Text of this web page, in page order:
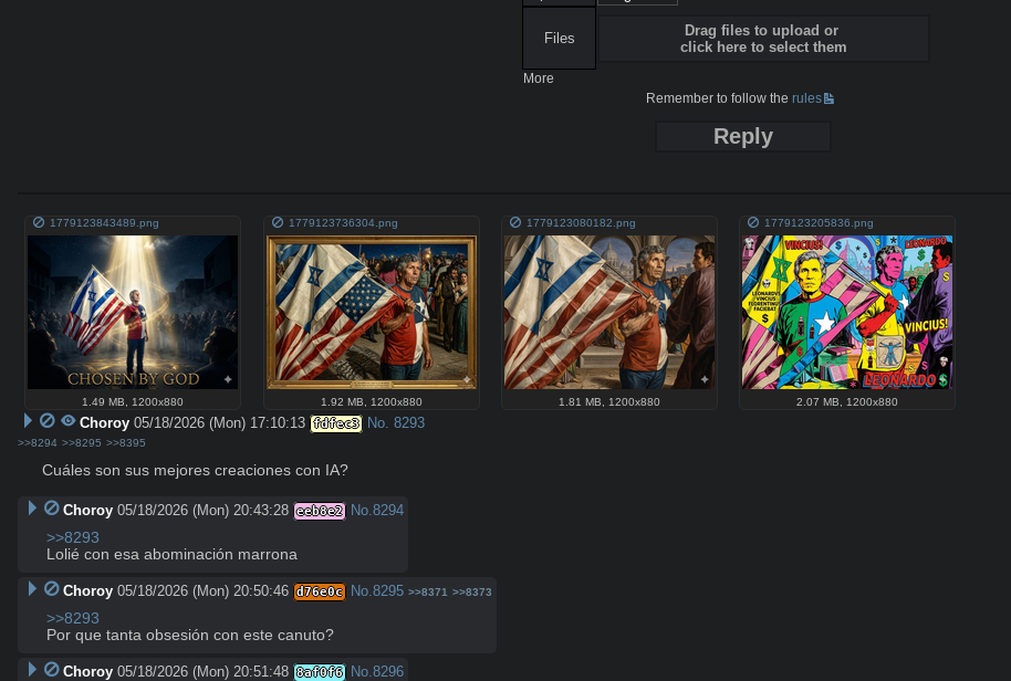
Files
Drag files to upload or
click here to select them
More
Remember to follow therules
Reply
1779123843489.png
1.49 MB 1200x880
1779123736304.png
1.92 MB 1200x880
1779123080182.png
1.81 MB 1200x880
1779123205836.png
2.07 MB 1200x880
Choroy 05/18/2026 (Mon) 17:10:13 fdfec3 No. 8293
>>8294 >>8295 >>8395
Cuáles son sus mejores creaciones con IA?
Choroy 05/18/2026 (Mon) 20:43:28 eeb8e2 No. 8294
>>8293
Lolié con esa abominación marrona
Choroy 05/18/2026 (Mon) 20:50:46 d76e0c No. 8295 >>8371 >>8373
>>8293
Por que tanta obsesión con este canuto?
Choroy 05/18/2026 (Mon) 20:51:48 8af0f6 No. 8296